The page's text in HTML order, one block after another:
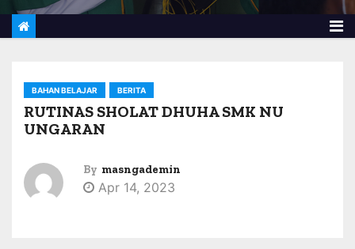
BAHAN BELAJAR BERITA
RUTINAS SHOLAT DHUHA SMK NU
UNGARAN
By masngademin
Apr 14, 2023